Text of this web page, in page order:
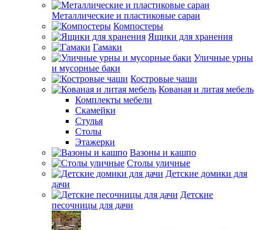
Металлические и пластиковые сараи
Компостеры
Ящики для хранения
Гамаки
Уличные урны
и мусорные баки
Костровые чаши
Кованая и литая мебель
Комплекты мебели
Скамейки
Стулья
Столы
Этажерки
Вазоны и кашпо
Столы уличные
Детские домики для
дачи
Детские
песочницы для дачи